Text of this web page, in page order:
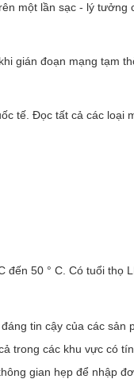
một lần sạc - lý
gián đoạn mạng tạm
tế. Đọc tất cả các loại
50 ° C. Có tuổi thọ
tin cậy của các sản
trong các khu vực có
gian hẹp để nhập